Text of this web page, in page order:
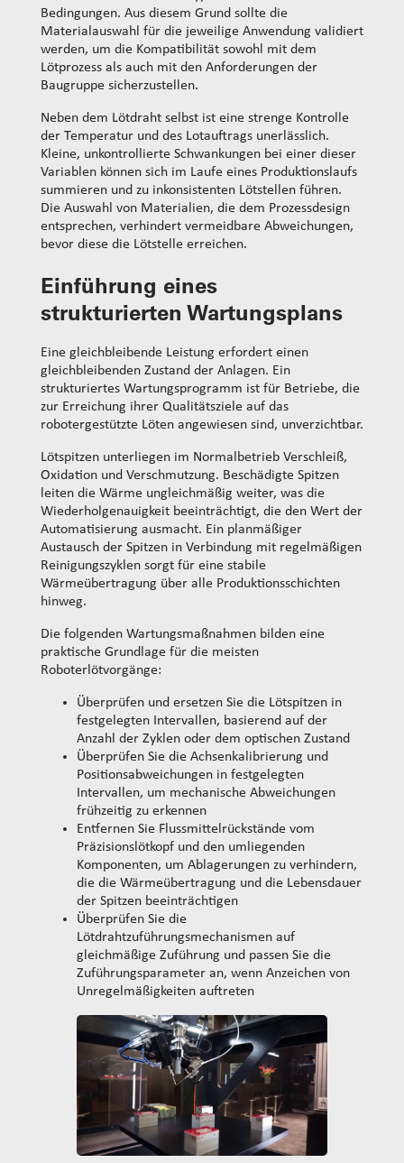
Bedingungen. Aus diesem Grund sollte die
Materialauswahl für die jeweilige Anwendung validiert
werden, um die Kompatibilität sowohl mit dem
Lötprozess als auch mit den Anforderungen der
Baugruppe sicherzustellen.
Neben dem Lötdraht selbst ist eine strenge Kontrolle
der Temperatur und des Lotauftrags unerlässlich.
Kleine, unkontrollierte Schwankungen bei einer dieser
Variablen können sich im Laufe eines Produktionslaufs
summieren und zu inkonsistenten Lötstellen führen.
Die Auswahl von Materialien, die dem Prozessdesign
entsprechen, verhindert vermeidbare Abweichungen,
bevor diese die Lötstelle erreichen.
Einführung eines
strukturierten Wartungsplans
Eine gleichbleibende Leistung erfordert einen
gleichbleibenden Zustand der Anlagen. Ein
strukturiertes Wartungsprogramm ist für Betriebe, die
zur Erreichung ihrer Qualitätsziele auf das
robotergestützte Löten angewiesen sind, unverzichtbar.
Lötspitzen unterliegen im Normalbetrieb Verschleiß,
Oxidation und Verschmutzung. Beschädigte Spitzen
leiten die Wärme ungleichmäßig weiter, was die
Wiederholgenauigkeit beeinträchtigt, die den Wert der
Automatisierung ausmacht. Ein planmäßiger
Austausch der Spitzen in Verbindung mit regelmäßigen
Reinigungszyklen sorgt für eine stabile
Wärmeübertragung über alle Produktionsschichten
hinweg.
Die folgenden Wartungsmaßnahmen bilden eine
praktische Grundlage für die meisten
Roboterlötvorgänge:
Überprüfen und ersetzen Sie die Lötspitzen in
festgelegten Intervallen, basierend auf der
Anzahl der Zyklen oder dem optischen Zustand
Überprüfen Sie die Achsenkalibrierung und
Positionsabweichungen in festgelegten
Intervallen, um mechanische Abweichungen
frühzeitig zu erkennen
Entfernen Sie Flussmittelrückstände vom
Präzisionslötkopf und den umliegenden
Komponenten, um Ablagerungen zu verhindern,
die die Wärmeübertragung und die Lebensdauer
der Spitzen beeinträchtigen
Überprüfen Sie die
Lötdrahtzuführungsmechanismen auf
gleichmäßige Zuführung und passen Sie die
Zuführungsparameter an, wenn Anzeichen von
Unregelmäßigkeiten auftreten